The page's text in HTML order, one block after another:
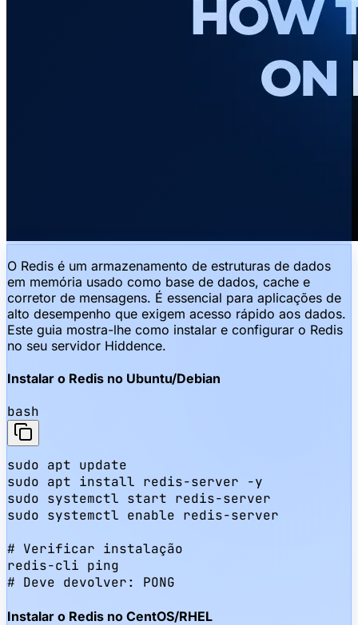
O Redis é um armazenamento de estruturas de dados
em memória usado como base de dados, cache e
corretor de mensagens. É essencial para aplicações de
alto desempenho que exigem acesso rápido aos dados.
Este guia mostra-lhe como instalar e configurar o Redis
no seu servidor Hiddence.
Instalar o Redis no Ubuntu/Debian
bash
sudo apt update
sudo apt install redis-server -y
sudo systemctl start redis-server
sudo systemctl enable redis-server
# Verificar instalação
redis-cli ping
# Deve devolver: PONG
Instalar o Redis no CentOS/RHEL